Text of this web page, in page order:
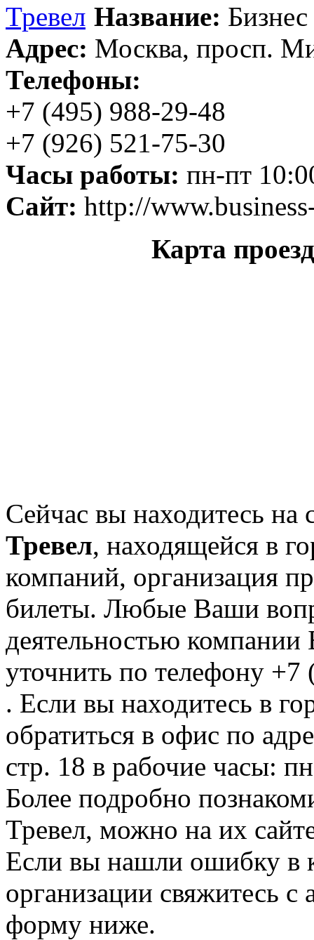
Название:
Адрес: Москва, просп.
Телефоны:
+7 (495) 988-29-48
+7 (926) 521-75-30
Часы работы: пн-пт
Сайт: http://
Карта
Сейчас вы находитесь на
Тревел, находящейся в
компаний, организация
билеты. Любые Ваши
деятельностью
уточнить по телефону
. Если вы находитесь в
обратиться в офис по
стр. 18 в рабочие часы:
Более подробно
Тревел, можно на их
Если вы нашли ошибку в
организации свяжитесь
форму ниже.